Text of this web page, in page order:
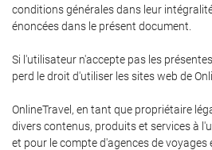
conditions générales dans leur
énoncées dans le présent document.
Si l'utilisateur n'accepte pas les
perd le droit d'utiliser les sites web de
OnlineTravel, en tant que propriétaire
divers contenus, produits et services à
et pour le compte d'agences de voyages